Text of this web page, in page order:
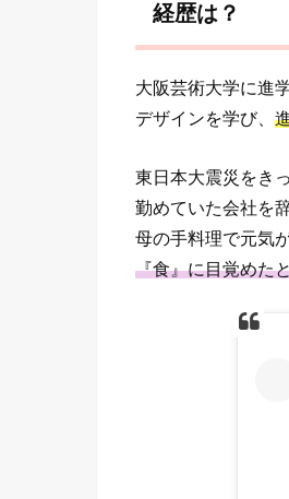
経歴は？
大阪芸術大学に進
デザインを学び、
東日本大震災をき
勤めていた会社を
母の手料理で元気
『食』に目覚めた